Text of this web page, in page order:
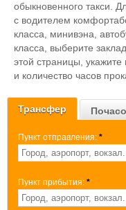
Трансфер
Пункт отправления: *
Пункт прибытия: *
обыкновенного такси.
с водителем
класса, минивэна,
класса, выберите
этой страницы, укажите
и количество часов